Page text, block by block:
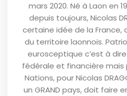
mars 2020. Né à Laon en
depuis toujours, Nicolas
certaine idée de la France,
du territoire laonnois.
eurosceptique c’est à
fédérale et financière mais
Nations, pour Nicolas
un GRAND pays, doit faire